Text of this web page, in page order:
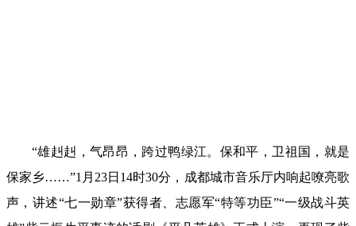
“雄赳赳，气昂昂，跨过鸭绿江。保和平，卫祖国，就是
保家乡……”1月23日14时30分，成都城市音乐厅内响起嘹亮歌
声，讲述“七一勋章”获得者、志愿军“特等功臣”“一级战斗英